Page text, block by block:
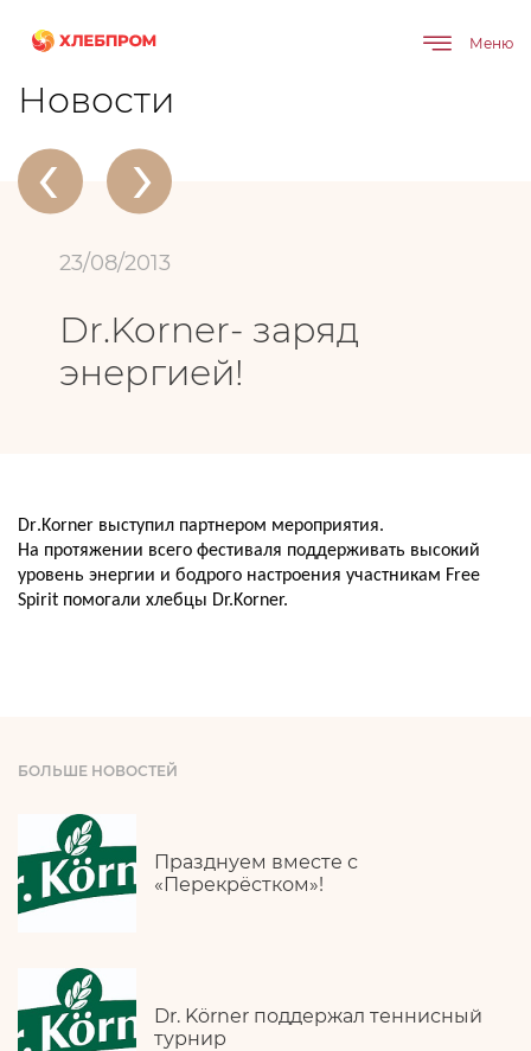
Меню
Главная О компании
Новости
‹ ›
23/08/2013
Dr.Korner- заряд
энергией!
Dr.Korner выступил партнером мероприятия.
На протяжении всего фестиваля поддерживать высокий
уровень энергии и бодрого настроения участникам Free
Spirit помогали хлебцы Dr.Korner.
БОЛЬШЕ НОВОСТЕЙ
Празднуем вместе с
«Перекрёстком»!
Dr. Körner поддержал теннисный
турнир